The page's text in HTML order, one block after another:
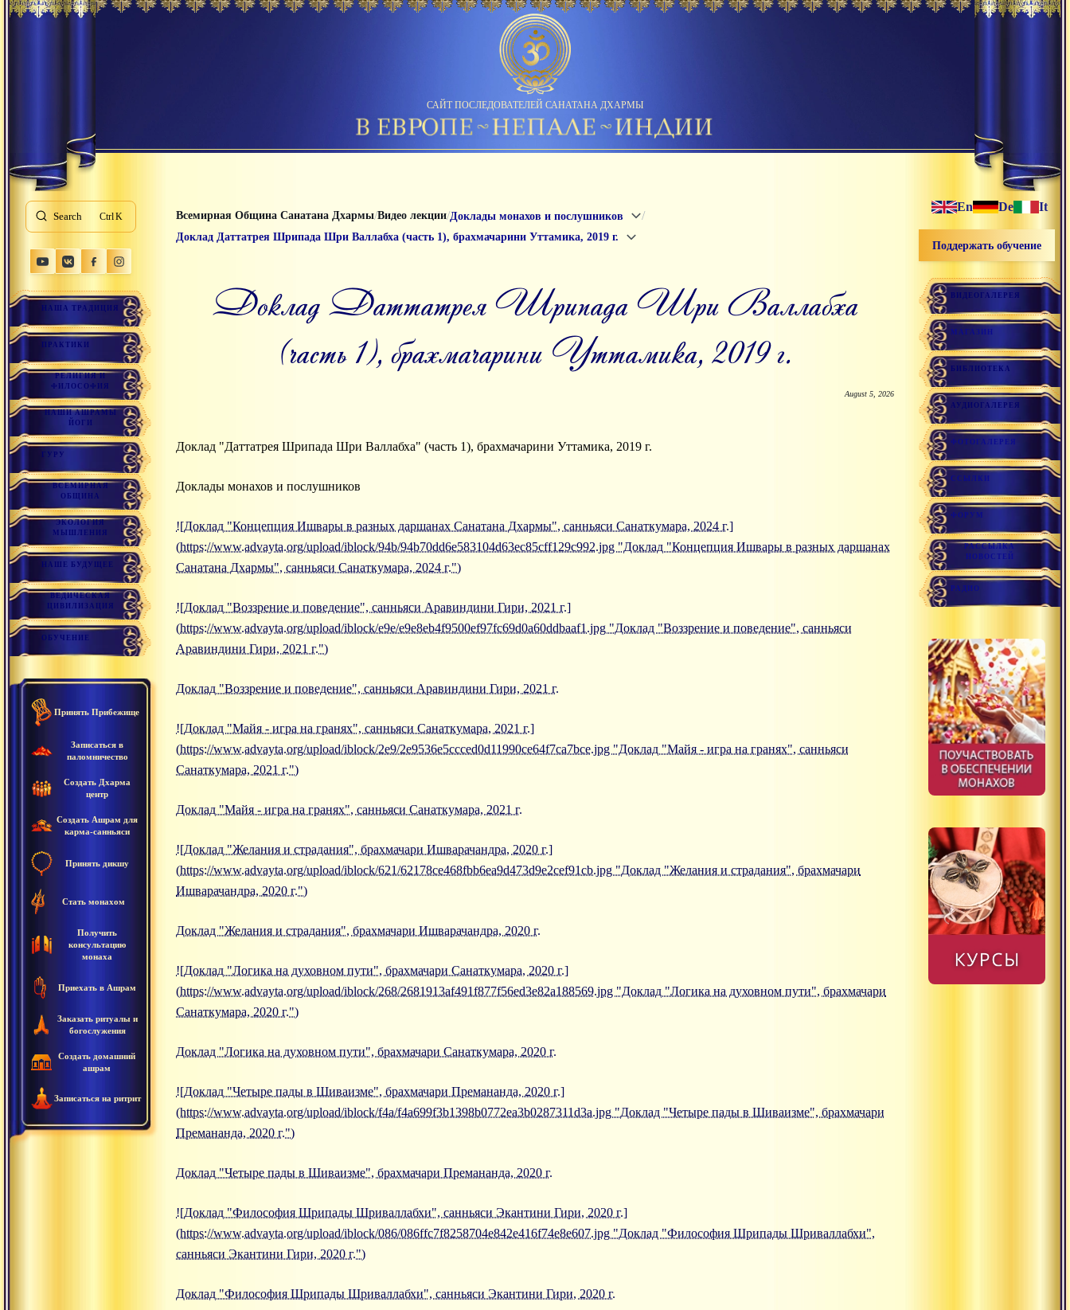
САЙТ ПОСЛЕДОВАТЕЛЕЙ САНАТАНА ДХАРМЫ
Search K
НАША ТРАДИЦИЯ
ПРАКТИКИ
РЕЛИГИЯ И
ФИЛОСОФИЯ
НАШИ АШРАМЫ
ЙОГИ
ГУРУ
ВСЕМИРНАЯ
ОБЩИНА
ЭКОЛОГИЯ
МЫШЛЕНИЯ
НАШЕ БУДУЩЕЕ
ВЕДИЧЕСКАЯ
ЦИВИЛИЗАЦИЯ
ОБУЧЕНИЕ
Принять Прибежище
Записаться в
паломничество
Создать Дхарма
центр
Создать Ашрам для
карма-санньяси
Принять дикшу
Стать монахом
Получить
консультацию
монаха
Приехать в Ашрам
Заказать ритуалы и
богослужения
Создать домашний
ашрам
Записаться на ритрит
Всемирная Община Санатана Дхармы/Видео лекции/Доклады монахов и послушников /
Доклад Даттатрея Шрипада Шри Валлабха (часть 1), брахмачарини Уттамика, 2019 г.
Доклад Даттатрея Шрипада Шри Валлабха
(часть 1), брахмачарини Уттамика, 2019 г.
August 5, 2026
Доклад "Даттатрея Шрипада Шри Валлабха" (часть 1), брахмачарини Уттамика, 2019 г.
Доклады монахов и послушников
![Доклад "Концепция Ишвары в разных даршанах Санатана Дхармы", санньяси Санаткумара, 2024 г.]
(https://www.advayta.org/upload/iblock/94b/94b70dd6e583104d63ec85cff129c992.jpg "Доклад "Концепция Ишвары в разных даршанах
Санатана Дхармы", санньяси Санаткумара, 2024 г.")
![Доклад "Воззрение и поведение", санньяси Аравиндини Гири, 2021 г.]
(https://www.advayta.org/upload/iblock/e9e/e9e8eb4f9500ef97fc69d0a60ddbaaf1.jpg "Доклад "Воззрение и поведение", санньяси
Аравиндини Гири, 2021 г.")
Доклад "Воззрение и поведение", санньяси Аравиндини Гири, 2021 г.
![Доклад "Майя - игра на гранях", санньяси Санаткумара, 2021 г.]
(https://www.advayta.org/upload/iblock/2e9/2e9536e5ccced0d11990ce64f7ca7bce.jpg "Доклад "Майя - игра на гранях", санньяси
Санаткумара, 2021 г.")
Доклад "Майя - игра на гранях", санньяси Санаткумара, 2021 г.
![Доклад "Желания и страдания", брахмачари Ишварачандра, 2020 г.]
(https://www.advayta.org/upload/iblock/621/62178ce468fbb6ea9d473d9e2cef91cb.jpg "Доклад "Желания и страдания", брахмачари
Ишварачандра, 2020 г.")
Доклад "Желания и страдания", брахмачари Ишварачандра, 2020 г.
![Доклад "Логика на духовном пути", брахмачари Санаткумара, 2020 г.]
(https://www.advayta.org/upload/iblock/268/2681913af491f877f56ed3e82a188569.jpg "Доклад "Логика на духовном пути", брахмачари
Санаткумара, 2020 г.")
Доклад "Логика на духовном пути", брахмачари Санаткумара, 2020 г.
![Доклад "Четыре пады в Шиваизме", брахмачари Премананда, 2020 г.]
(https://www.advayta.org/upload/iblock/f4a/f4a699f3b1398b0772ea3b0287311d3a.jpg "Доклад "Четыре пады в Шиваизме", брахмачари
Премананда, 2020 г.")
Доклад "Четыре пады в Шиваизме", брахмачари Премананда, 2020 г.
![Доклад "Философия Шрипады Шриваллабхи", санньяси Экантини Гири, 2020 г.]
(https://www.advayta.org/upload/iblock/086/086ffc7f8258704e842e416f74e8e607.jpg "Доклад "Философия Шрипады Шриваллабхи",
санньяси Экантини Гири, 2020 г.")
Доклад "Философия Шрипады Шриваллабхи", санньяси Экантини Гири, 2020 г.
En De It
Поддержать обучение
ВИДЕОГАЛЕРЕЯ
МАГАЗИН
БИБЛИОТЕКА
АУДИОГАЛЕРЕЯ
ФОТОГАЛЕРЕЯ
ССЫЛКИ
ФОРУМ
РАССЫЛКА
НОВОСТЕЙ
РАДИО